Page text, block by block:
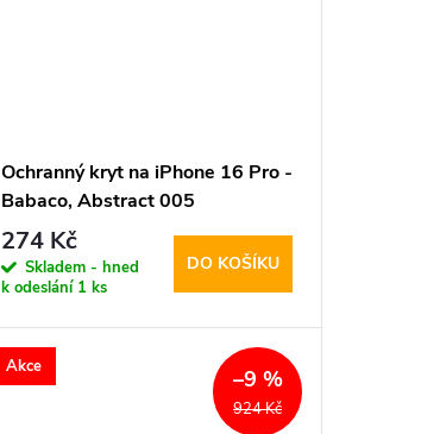
Ochranný kryt na iPhone 16 Pro -
Babaco, Abstract 005
274 Kč
Skladem - hned
k odeslání 1 ks
DO KOŠÍKU
Akce
924 Kč
–9 %